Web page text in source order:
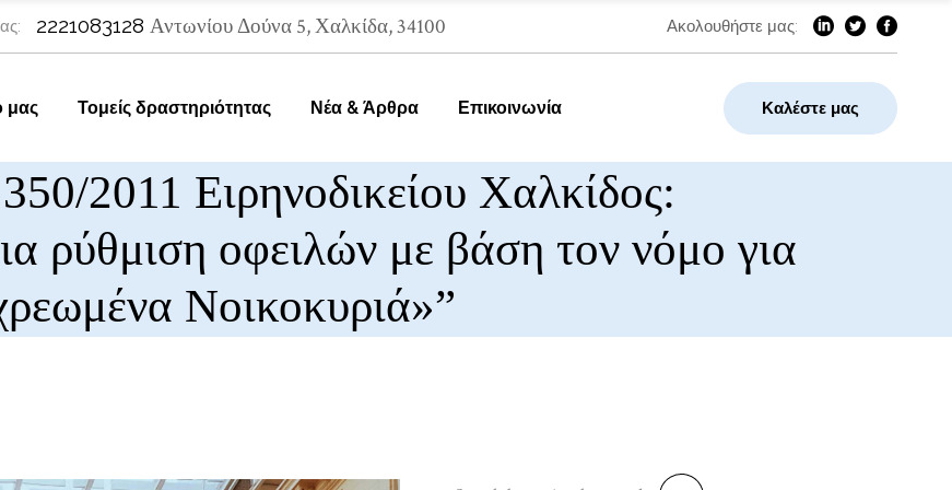
2221083128 Αντωνίου Δούνα 5, Χαλκίδα, 34100 Ακολουθήστε μας:
μας Τομείς δραστηριότητας Νέα & Άρθρα Επικοινωνία Καλέστε μας
2011 Ειρηνοδικείου Χαλκίδος:
ρύθμιση οφειλών με βάση τον νόμο για
Νοικοκυριά»”